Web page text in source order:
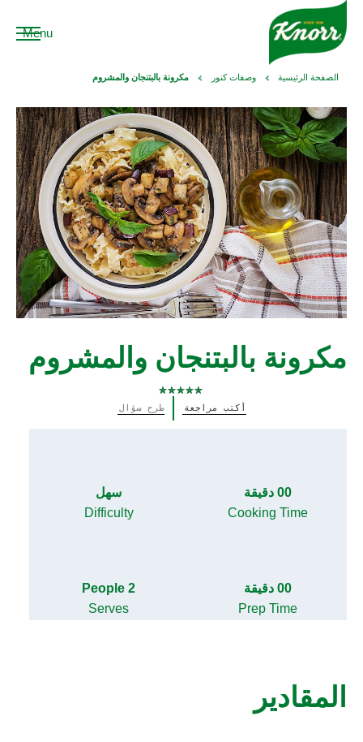
Menu
الصفحة الرئيسية وصفات كنور مكرونة بالبتنجان والمشروم
مكرونة بالبتنجان والمشروم
يتم
أكتب مراجعة طرح سؤال
00 دقيقة
Cooking Time
سهل
Difficulty
00 دقيقة
Prep Time
2 People
Serves
المقادير